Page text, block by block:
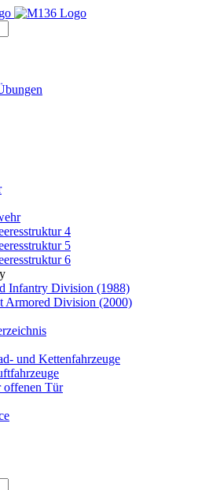
4
5
6
Infantry Division (1988)
Armored Division (2000)
und Kettenfahrzeuge
offenen Tür